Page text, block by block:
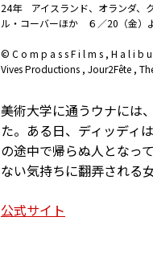
24年 アイスランド、オランダ
ル・コーバーほか ６／20（金）
© C o m p a s s F i l m s , H a l i b
Vives Productions , Jour2Fête ,
美術大学に通うウナには
た。ある日、ディッディ
の途中で帰らぬ人となっ
ない気持ちに翻弄される
公式サイト